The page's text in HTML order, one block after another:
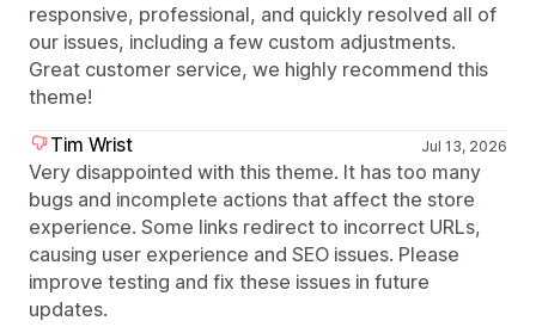
responsive, professional, and quickly resolved all of
our issues, including a few custom adjustments.
Great customer service, we highly recommend this
theme!
Tim Wrist
Jul 13, 2026
Very disappointed with this theme. It has too many
bugs and incomplete actions that affect the store
experience. Some links redirect to incorrect URLs,
causing user experience and SEO issues. Please
improve testing and fix these issues in future
updates.